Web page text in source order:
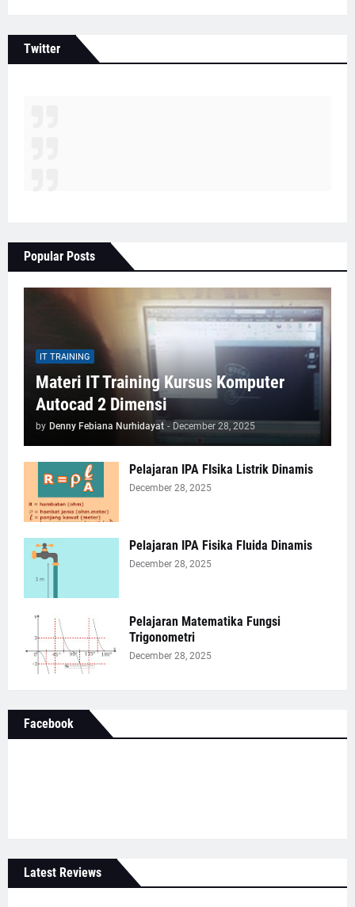
Twitter
Popular Posts
IT TRAINING
Materi IT Training Kursus Komputer
Autocad 2 Dimensi
by Denny Febiana Nurhidayat - December 28, 2025
Pelajaran IPA FIsika Listrik Dinamis
December 28, 2025
Pelajaran IPA Fisika Fluida Dinamis
December 28, 2025
Pelajaran Matematika Fungsi
Trigonometri
December 28, 2025
Facebook
Latest Reviews